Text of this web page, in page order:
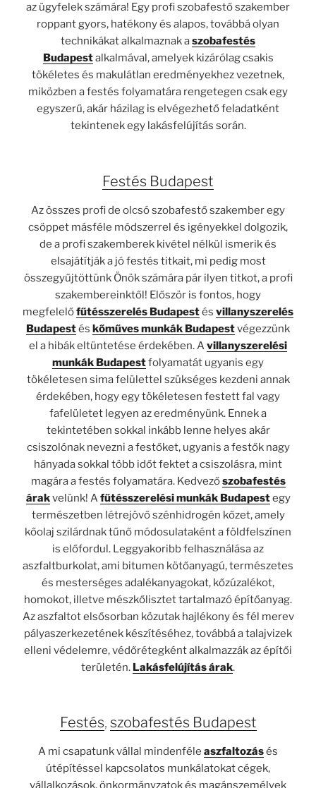
az ügyfelek számára! Egy profi szobafestő szakember
roppant gyors, hatékony és alapos, továbbá olyan
technikákat alkalmaznak aszobafestés
Budapestalkalmával, amelyek kizárólag csakis
tökéletes és makulátlan eredményekhez vezetnek,
miközben afestés folyamatára rengetegen csak egy
egyszerű, akár házilag is elvégezhető feladatként
tekintenek egy lakásfelújítás során.
Festés Budapest
Az összes profi de olcsó szobafestő szakember egy
csöppet másféle módszerrel és igényekkel dolgozik,
de a profi szakemberek kivétel nélkül ismerik és
elsajátítják a jófestés titkait, mi pedig most
összegyűjtöttünk Önök számára pár ilyen titkot, a profi
szakembereinktől! Először is fontos, hogy
megfelelőfűtésszerelés Budapestés villanyszerelés
Budapestés kőműves munkák Budapestvégezzünk
el a hibák eltüntetése érdekében. Avillanyszerelési
munkák Budapestfolyamatát ugyanis egy
tökéletesen sima felülettel szükséges kezdeni annak
érdekében, hogy egy tökéletesen festett fal vagy
fafelületet legyen az eredményünk. Ennek a
tekintetében sokkal inkább lenne helyes akár
csiszolónak nevezni a festőket, ugyanis a festők nagy
hányada sokkal több időt fektet a csiszolásra, mint
magára a festés folyamatára. Kedvezőszobafestés
árakvelünk! Afűtésszerelési munkák Budapestegy
természetben létrejövő szénhidrogén kőzet, amely
kőolaj szilárdnak tűnő módosulataként a földfelszínen
is előfordul. Leggyakoribb felhasználása az
aszfaltburkolat, ami bitumen kötőanyagú, természetes
és mesterséges adalékanyagokat, kőzúzalékot,
homokot, illetve mészkőlisztet tartalmazó építőanyag.
Az aszfaltot elsősorban közutak hajlékony és fél merev
pályaszerkezetének készítéséhez, továbbá a talajvizek
elleni védelemre, védőrétegként alkalmazzák az építői
területén. Lakásfelújítás árak.
Festés, szobafestés Budapest
A mi csapatunk vállal mindenféle aszfaltozásés
útépítéssel kapcsolatos munkálatokat cégek,
vállalkozások, önkormányzatok és magánszemélyek